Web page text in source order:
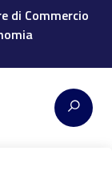
di Commercio